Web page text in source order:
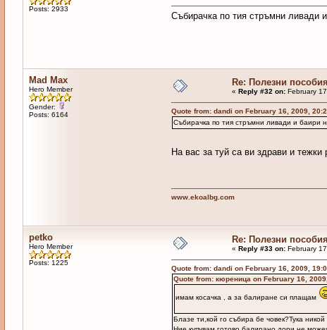
Posts: 2933
Събирачка по тия стръмни ливади
Mad Max
Hero Member
Gender:
Posts: 6164
Re: Полезни
« Reply #32 on:February
Quote from: dandi on February 16, 2009,
Събирачка по тия стръмни ливади и баири
На вас за туй са ви здрави и
www.ekoalbg.com
petko
Hero Member
Posts: 1225
Re: Полезни
« Reply #33 on:February
Quote from: dandi on February 16, 2009,
Quote from: кюреница on February 16,
имам косачка , а за балиране си плащам
Блазе ти,кой го събира бе човек?Тука